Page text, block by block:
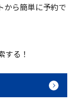
から簡単に予約で
する！